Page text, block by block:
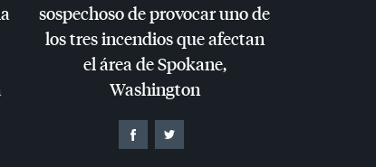
sospechoso de provocar uno de
los tres incendios que afectan
el área de Spokane,
Washington